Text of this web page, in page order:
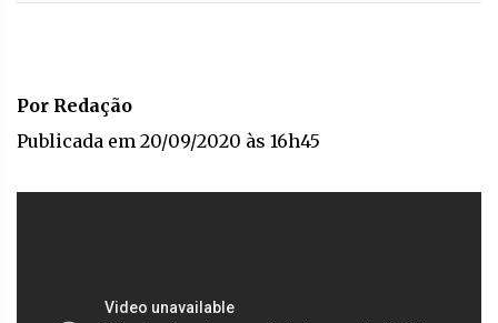
Por Redação
Publicada em 20/09/2020 às 16h45